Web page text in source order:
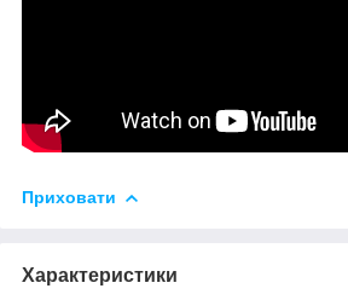
Приховати
Характеристики